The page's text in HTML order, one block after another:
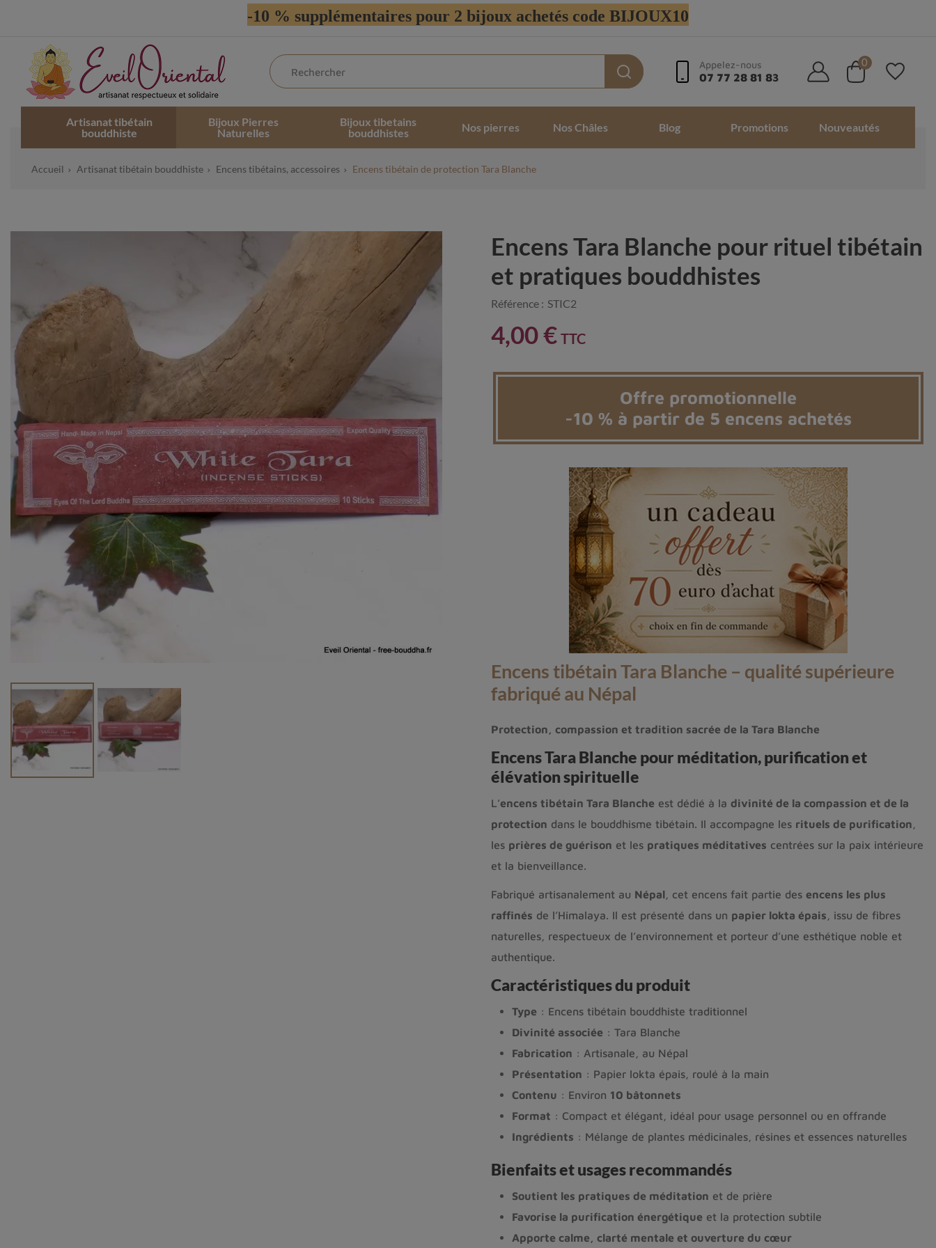
-10 % supplémentaires pour 2 bijoux achetés code BIJOUX10
Appelez-nous
07 77 28 81 83
0
Artisanat tibétain
bouddhiste
Bijoux Pierres
Naturelles
Bijoux tibetains
bouddhistes
Nos pierres Nos Châles Blog Promotions Nouveautés
Accueil Artisanat tibétain bouddhiste Encens tibétains, accessoires Encens tibétain de protection Tara Blanche
Encens Tara Blanche pour rituel tibétain
et pratiques bouddhistes
Référence : STIC2
4,00 € TTC
Offre promotionnelle
-10 % à partir de 5 encens achetés
Encens tibétain Tara Blanche – qualité supérieure
fabriqué au Népal
Protection, compassion et tradition sacrée de la Tara Blanche
Encens Tara Blanche pour méditation, purification et
élévation spirituelle
L’encens tibétain Tara Blanche est dédié à la divinité de la compassion et de la
protection dans le bouddhisme tibétain. Il accompagne les rituels de purification
les prières de guérison et les pratiques méditatives centrées sur la paix intérieure
et la bienveillance.
Fabriqué artisanalement au Népal, cet encens fait partie des encens les plus
raffinés de l’Himalaya. Il est présenté dans un papier lokta épais , issu de fibres
naturelles, respectueux de l’environnement et porteur d’une esthétique noble et
authentique.
Caractéristiques du produit
Type : Encens tibétain bouddhiste traditionnel
Divinité associée : Tara Blanche
Fabrication : Artisanale, au Népal
Présentation : Papier lokta épais, roulé à la main
Contenu : Environ 10 bâtonnets
Format : Compact et élégant, idéal pour usage personnel ou en offrande
Ingrédients : Mélange de plantes médicinales, résines et essences naturelles
Bienfaits et usages recommandés
Soutient les pratiques de méditation et de prière
Favorise la purification énergétique et la protection subtile
Apporte calme, clarté mentale et ouverture du cœur